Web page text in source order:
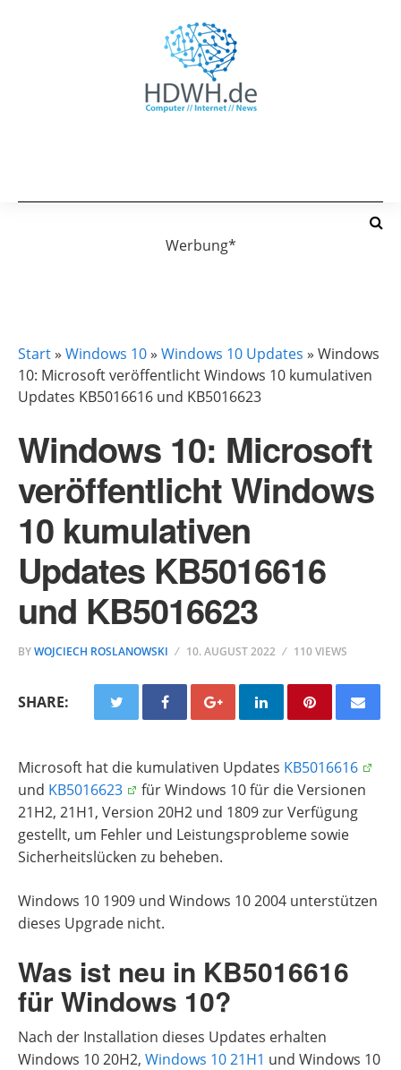
Werbung*
Start» Windows 10» Windows 10 Updates » Windows
10: Microsoft veröffentlicht Windows 10 kumulativen
Updates KB5016616 und KB5016623
Windows 10: Microsoft
veröffentlicht Windows
10 kumulativen
Updates KB5016616
und KB5016623
BYWOJCIECH ROSLANOWSKI 10. AUGUST 2022 110 VIEWS
SHARE:
Microsoft hat die kumulativen Updates KB5016616
und KB5016623
für Windows 10 für die Versionen
21H2, 21H1, Version 20H2 und 1809 zur Verfügung
gestellt, um Fehler und Leistungsprobleme sowie
Sicherheitslücken zu beheben.
Windows 10 1909 und Windows 10 2004 unterstützen
dieses Upgrade nicht.
Was ist neu in KB5016616
für Windows 10?
Nach der Installation dieses Updates erhalten
Windows 10 20H2, Windows 10 21H1 und Windows 10